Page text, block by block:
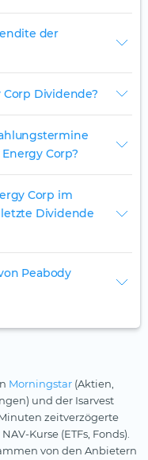
der
Dividende?
Corp?
Corp im
Dividende
Peabody
Morningstar (Aktien,
und der Isarvest
zeitverzögerte
Kurse (ETFs, Fonds).
von den Anbietern